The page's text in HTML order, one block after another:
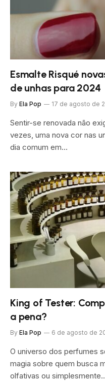
Esmalte Risqué
de unhas para 2024
By Ela Pop 17 de agosto de
Sentir-se renovada não
vezes, uma nova cor nas
dia comum em…
King of Tester:
a pena?
By Ela Pop 6 de agosto de
O universo dos perfumes
magia sobre quem busca
olfativas ou